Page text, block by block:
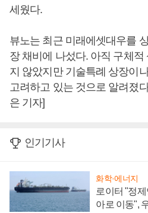
세웠다.
뷰노는 최근 미래에셋대우를
장 채비에 나섰다. 아직 구체
지 않았지만 기술특례 상장이
고려하고 있는 것으로 알려졌
은 기자]
인기기사
화학·에너지
로이터 "정
아로 이동",